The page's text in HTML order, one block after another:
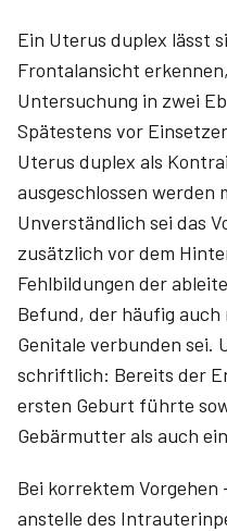
Ein Uterus duplex lässt
Frontalansicht
Untersuchung in zwei
Spätestens vor
Uterus duplex als
ausgeschlossen werden
Unverständlich sei das
zusätzlich vor dem
Fehlbildungen der
Befund, der häufig
Genitale verbunden sei.
schriftlich: Bereits der
ersten Geburt führte
Gebärmutter als auch
Bei korrektem
anstelle des